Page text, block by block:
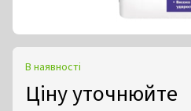
В наявності
Ціну уточнюйте